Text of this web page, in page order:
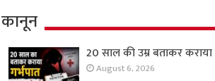
कानून
20 साल की उम्र बताकर कराया
August 6, 2026